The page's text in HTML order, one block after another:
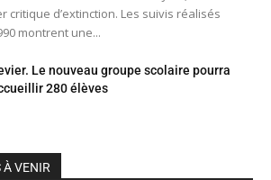
critique d’extinction. Les suivis réalisés
montrent une...
Le nouveau groupe scolaire pourra
280 élèves
À VENIR